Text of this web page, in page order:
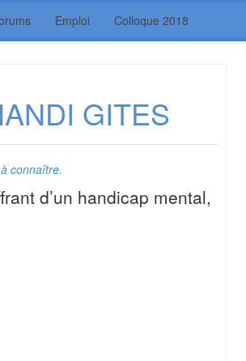
Emploi Colloque 2018
GITES
connaître.
d’un handicap mental,